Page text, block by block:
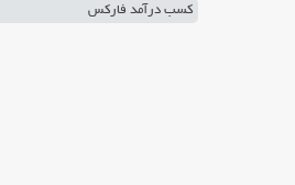
کسب درآمد فارکس